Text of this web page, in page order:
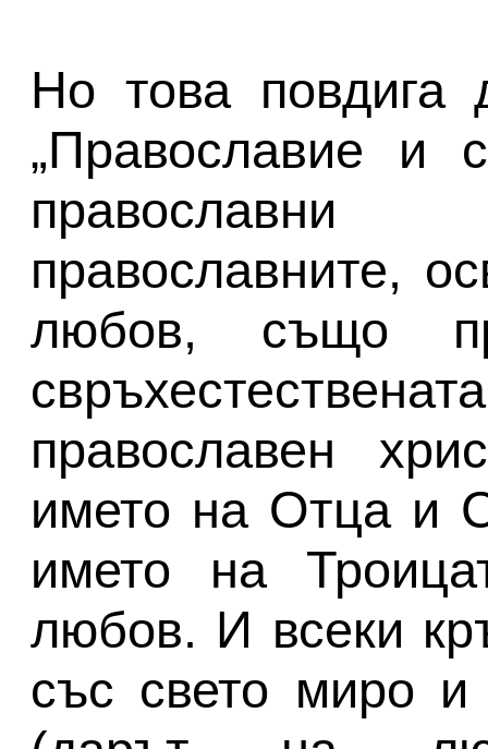
Но това повдига
„Православие и
православните,
любов, също
православен
името на Отца и
името на
любов. И всеки
със свето миро и